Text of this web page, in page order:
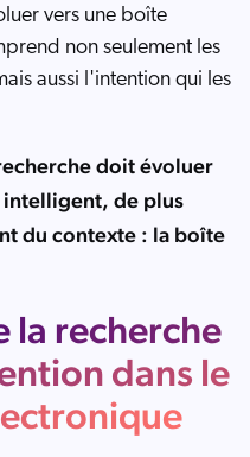
vers une boîte
non seulement les
aussi l'intention qui les
doit évoluer
intelligent, de plus
du contexte : la boîte
la recherche
dans le